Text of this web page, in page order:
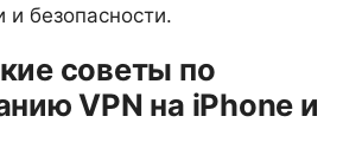
и безопасности.
советы по
VPN на iPhone и